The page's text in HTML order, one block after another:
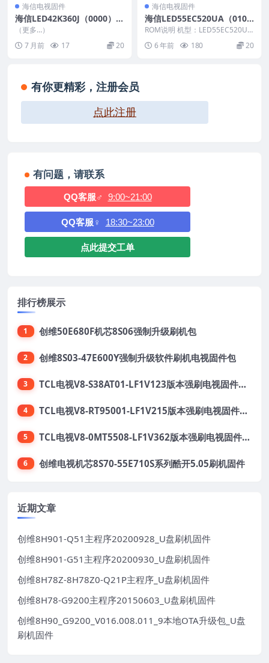
海信电视固件
海信LED42K360J（0000）B
OM1_C005_20131017_U盘
刷机固件
（更多…）
7 月前
17 20
海信电视固件
海信LED55EC520UA（010
6）BOM7_C008_20160918
官方原厂USB刷机电视固件包
ROM说明 机型：LED55EC520UA
固件版本：（0106） BOM：7 ...
6 年前 180 20
有你更精彩，注册会员
点此注册
有问题，请联系
QQ客服♂ 9:00~21:00
QQ客服♀ 18:30~23:00
点此提交工单
排行榜展示
1 创维50E680F机芯8S06强制升级刷机包
2 创维8S03-47E600Y强制升级软件刷机电视固件包
3 TCL电视V8-S38AT01-LF1V123版本强刷电视固件包下载
4 TCL电视V8-RT95001-LF1V215版本强刷电视固件包下载
5 TCL电视V8-0MT5508-LF1V362版本强刷电视固件包下载
6 创维电视机芯8S70-55E710S系列酷开5.05刷机固件
近期文章
创维8H901-Q51主程序20200928_U盘刷机固件
创维8H901-G51主程序20200930_U盘刷机固件
创维8H78Z-8H78Z0-Q21P主程序_U盘刷机固件
创维8H78-G9200主程序20150603_U盘刷机固件
创维8H90_G9200_V016.008.011_9本地OTA升级包_U盘
刷机固件